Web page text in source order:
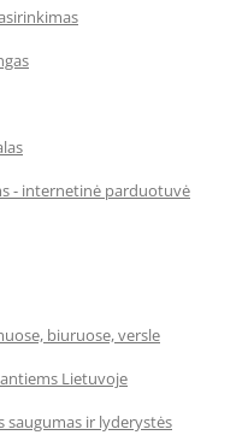
- internetinė parduotuvė
biuruose, versle
Lietuvoje
ir lyderystės